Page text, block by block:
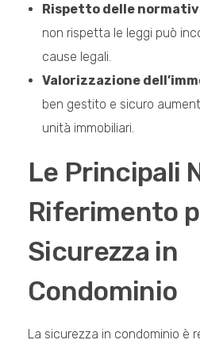
Rispetto delle
non rispetta le leggi può
cause legali.
Valorizzazione
ben gestito e sicuro
unità immobiliari.
Le Principali
Riferimento
Sicurezza in
Condominio
La sicurezza in condominio è